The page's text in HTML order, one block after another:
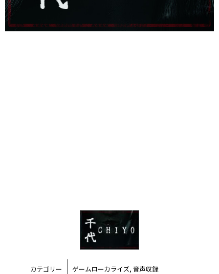
カテゴリー ゲームローカライズ, 音声収録